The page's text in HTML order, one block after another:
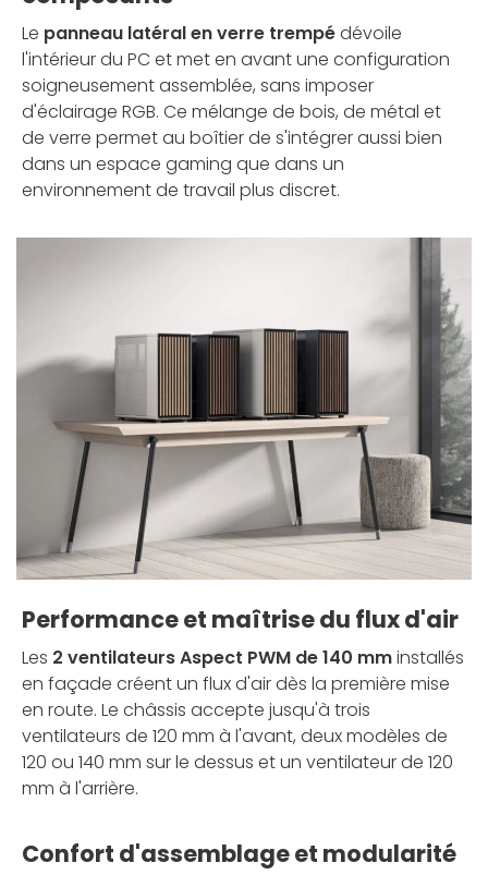
Le panneau latéral en verre trempédévoile
l'intérieur du PC et met en avant une configuration
soigneusement assemblée, sans imposer
d'éclairage RGB. Ce mélange de bois, de métal et
de verre permet au boîtier de s'intégrer aussi bien
dans un espace gaming que dans un
environnement de travail plus discret.
Performance et maîtrise du flux d'air
Les 2 ventilateurs Aspect PWM de 140 mminstallés
en façade créent un flux d'air dès la première mise
en route. Le châssis accepte jusqu'à trois
ventilateurs de 120 mm à l'avant, deux modèles de
120 ou 140 mm sur le dessus et un ventilateur de 120
mm à l'arrière.
Confort d'assemblage et modularité